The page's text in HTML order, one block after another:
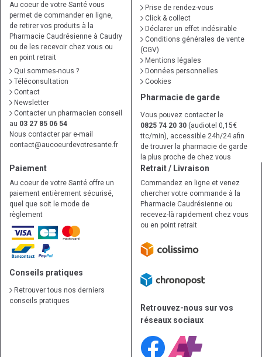
Au coeur de votre Santé vous
permet de commander en ligne,
de retirer vos produits à la
Pharmacie Caudrésienne à Caudry
ou de les recevoir chez vous ou
en point retrait
Qui sommes-nous ?
Téléconsultation
Contact
Newsletter
Contacter un pharmacien conseil
au 03 27 85 06 54
Nous contacter par e-mail
contact@aucoeurdevotresante.fr
Prise de rendez-vous
Click & collect
Déclarer un effet indésirable
Conditions générales de vente
(CGV)
Mentions légales
Données personnelles
Cookies
Pharmacie de garde
Vous pouvez contacter le
0825 74 20 30 (audiotel 0,15€
ttc/min), accessible 24h/24 afin
de trouver la pharmacie de garde
la plus proche de chez vous
Paiement
Au coeur de votre Santé offre un
paiement entièrement sécurisé,
quel que soit le mode de
règlement
Conseils pratiques
Retrouver tous nos derniers
conseils pratiques
Retrait / Livraison
Commandez en ligne et venez
chercher votre commande à la
Pharmacie Caudrésienne ou
recevez-là rapidement chez vous
ou en point retrait
Retrouvez-nous sur vos
réseaux sociaux